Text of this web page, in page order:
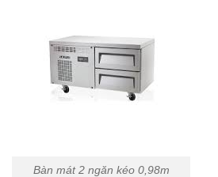
Bàn mát 2 ngăn kéo 0,98m